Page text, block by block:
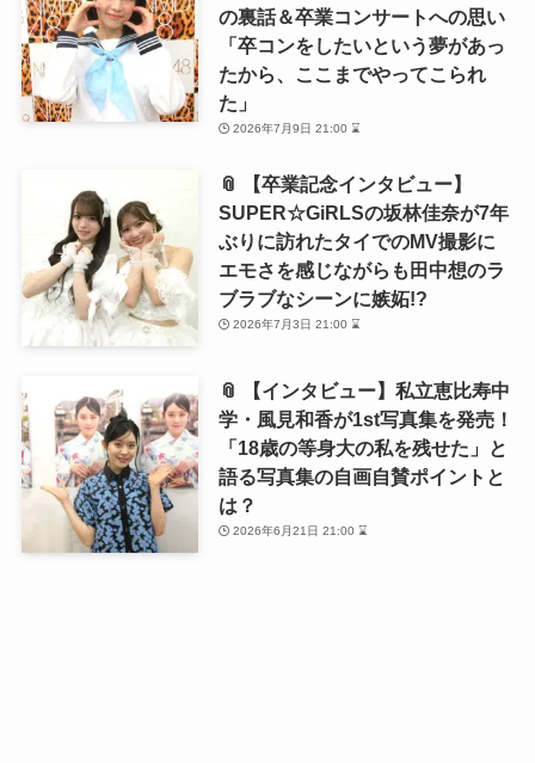
の裏話＆卒業コンサートへの思い
「卒コンをしたいという夢があっ
たから、ここまでやってこられ
た」
2026年7月9日 21:00 ⌛
📎 【卒業記念インタビュー】
SUPER☆GiRLSの坂林佳奈が7年
ぶりに訪れたタイでのMV撮影に
エモさを感じながらも田中想のラ
ブラブなシーンに嫉妬!?
2026年7月3日 21:00 ⌛
📎 【インタビュー】私立恵比寿中
学・風見和香が1st写真集を発売！
「18歳の等身大の私を残せた」と
語る写真集の自画自賛ポイントと
は？
2026年6月21日 21:00 ⌛